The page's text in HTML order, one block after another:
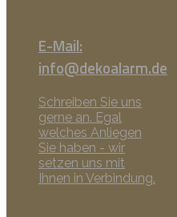
E-Mail:
info@dekoalarm.de
Schreiben Sie uns
gerne an. Egal
welches Anliegen
Sie haben - wir
setzen uns mit
Ihnen in Verbindung.